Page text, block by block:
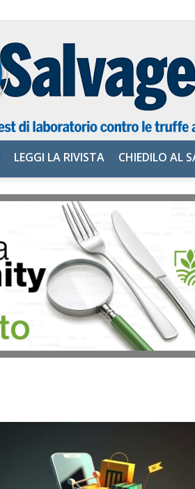
Salvagente
LEGGI LA RIVISTA CHIEDILO AL